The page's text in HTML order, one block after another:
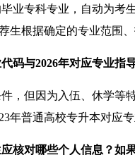
业专科专业，自动为考
生根据确定的专业范围
码与2026年对应专业指
，但因为入伍、休学等
年普通高校专升本对应
核对哪些个人信息？如